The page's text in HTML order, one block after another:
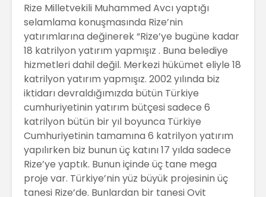
Rize Milletvekili Muhammed Avcı yaptığı
selamlama konuşmasında Rize’nin
yatırımlarına değinerek “Rize’ye bugüne kadar
18 katrilyon yatırım yapmışız . Buna belediye
hizmetleri dahil değil. Merkezi hükümet eliyle 18
katrilyon yatırım yapmışız. 2002 yılında biz
iktidarı devraldığımızda bütün Türkiye
cumhuriyetinin yatırım bütçesi sadece 6
katrilyon bütün bir yıl boyunca Türkiye
Cumhuriyetinin tamamına 6 katrilyon yatırım
yapılırken biz bunun üç katını 17 yılda sadece
Rize’ye yaptık. Bunun içinde üç tane mega
proje var. Türkiye’nin yüz büyük projesinin üç
tanesi Rize’de. Bunlardan bir tanesi Ovit